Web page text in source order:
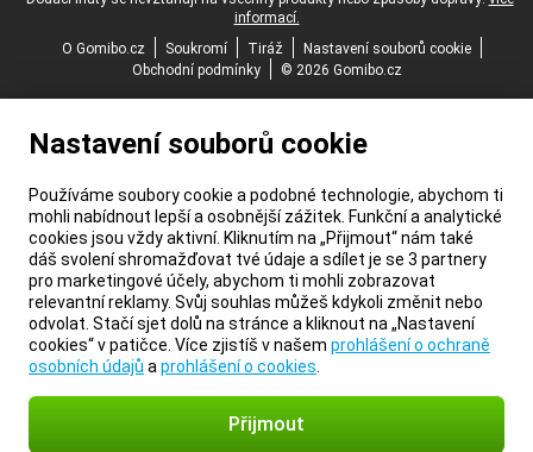
informací.
O Gomibo.cz
Soukromí Tiráž
Nastavení souborů cookie
Obchodní podmínky
© 2026 Gomibo.cz
Nastavení souborů cookie
Používáme soubory cookie a podobné technologie, abychom ti
mohli nabídnout lepší a osobnější zážitek. Funkční a analytické
cookies jsou vždy aktivní. Kliknutím na „Přijmout“ nám také
dáš svolení shromažďovat tvé údaje a sdílet je se 3 partnery
pro marketingové účely, abychom ti mohli zobrazovat
relevantní reklamy. Svůj souhlas můžeš kdykoli změnit nebo
odvolat. Stačí sjet dolů na stránce a kliknout na „Nastavení
cookies“ v patičce. Více zjistíš v našem prohlášení o ochraně
osobních údajů a prohlášení o cookies
Přijmout